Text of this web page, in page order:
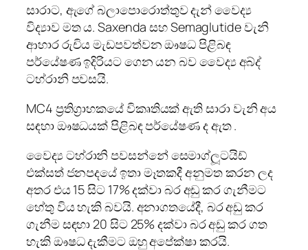
සාරාට, ඇගේ බලාපොරොත්තුව දැන් වෛද්‍ය
විද්‍යාව මත ය. Saxenda සහ Semaglutide වැනි
ආහාර රුචිය මැඩපවත්වන ඖෂධ පිළිබඳ
පර්යේෂණ ඉදිරියට ගෙන යන බව වෛද්‍ය අබ්ද්
ටහ්රානි පවසයි.
MC4 ප්‍රතිග්‍රාහකයේ විකෘතියක් ඇති සාරා වැනි අය
සඳහා ඖෂධයක් පිළිබඳ පර්යේෂණ ද ඇත .
වෛද්‍ය ටහ්රානි පවසන්නේ සෙමාග්ලූටයිඩ්
එක්සත් ජනපදයේ ඉතා මෑතකදී අනුමත කරන ලද
අතර එය 15 සිට 17% දක්වා බර අඩු කර ගැනීමට
හේතු විය හැකි බවයි. අනාගතයේදී, බර අඩු කර
ගැනීම සඳහා 20 සිට 25% දක්වා බර අඩු කර ගත
හැකි ඖෂධ දැකීමට ඔහු අපේක්ෂා කරයි.